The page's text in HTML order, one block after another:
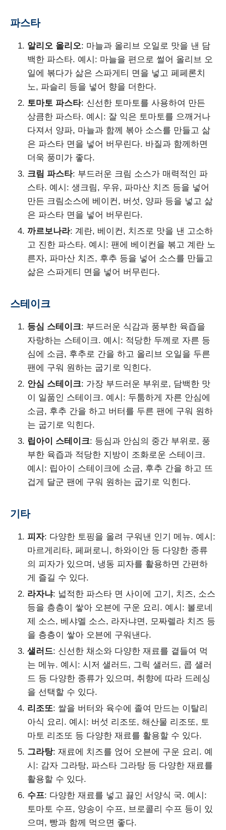
파스타
알리오 올리오: 마늘과 올리브 오일로 맛을 낸 담
백한 파스타. 예시: 마늘을 편으로 썰어 올리브 오
일에 볶다가 삶은 스파게티 면을 넣고 페페론치
노, 파슬리 등을 넣어 향을 더한다.
토마토 파스타: 신선한 토마토를 사용하여 만든
상큼한 파스타. 예시: 잘 익은 토마토를 으깨거나
다져서 양파, 마늘과 함께 볶아 소스를 만들고 삶
은 파스타 면을 넣어 버무린다. 바질과 함께하면
더욱 풍미가 좋다.
크림 파스타: 부드러운 크림 소스가 매력적인 파
스타. 예시: 생크림, 우유, 파마산 치즈 등을 넣어
만든 크림소스에 베이컨, 버섯, 양파 등을 넣고 삶
은 파스타 면을 넣어 버무린다.
까르보나라: 계란, 베이컨, 치즈로 맛을 낸 고소하
고 진한 파스타. 예시: 팬에 베이컨을 볶고 계란 노
른자, 파마산 치즈, 후추 등을 넣어 소스를 만들고
삶은 스파게티 면을 넣어 버무린다.
스테이크
등심 스테이크: 부드러운 식감과 풍부한 육즙을
자랑하는 스테이크. 예시: 적당한 두께로 자른 등
심에 소금, 후추로 간을 하고 올리브 오일을 두른
팬에 구워 원하는 굽기로 익힌다.
안심 스테이크: 가장 부드러운 부위로, 담백한 맛
이 일품인 스테이크. 예시: 두툼하게 자른 안심에
소금, 후추 간을 하고 버터를 두른 팬에 구워 원하
는 굽기로 익힌다.
립아이 스테이크: 등심과 안심의 중간 부위로, 풍
부한 육즙과 적당한 지방이 조화로운 스테이크.
예시: 립아이 스테이크에 소금, 후추 간을 하고 뜨
겁게 달군 팬에 구워 원하는 굽기로 익힌다.
기타
피자: 다양한 토핑을 올려 구워낸 인기 메뉴. 예시:
마르게리타, 페퍼로니, 하와이안 등 다양한 종류
의 피자가 있으며, 냉동 피자를 활용하면 간편하
게 즐길 수 있다.
라자냐: 넓적한 파스타 면 사이에 고기, 치즈, 소스
등을 층층이 쌓아 오븐에 구운 요리. 예시: 볼로네
제 소스, 베샤멜 소스, 라자냐면, 모짜렐라 치즈 등
을 층층이 쌓아 오븐에 구워낸다.
샐러드: 신선한 채소와 다양한 재료를 곁들여 먹
는 메뉴. 예시: 시저 샐러드, 그릭 샐러드, 콥 샐러
드 등 다양한 종류가 있으며, 취향에 따라 드레싱
을 선택할 수 있다.
리조또: 쌀을 버터와 육수에 졸여 만드는 이탈리
아식 요리. 예시: 버섯 리조또, 해산물 리조또, 토
마토 리조또 등 다양한 재료를 활용할 수 있다.
그라탕: 재료에 치즈를 얹어 오븐에 구운 요리. 예
시: 감자 그라탕, 파스타 그라탕 등 다양한 재료를
활용할 수 있다.
수프: 다양한 재료를 넣고 끓인 서양식 국. 예시:
토마토 수프, 양송이 수프, 브로콜리 수프 등이 있
으며, 빵과 함께 먹으면 좋다.